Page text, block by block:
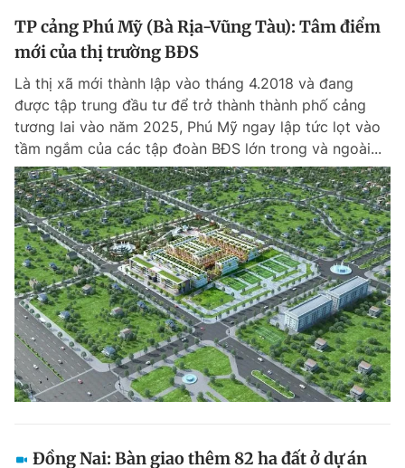
TP cảng Phú Mỹ (Bà Rịa-Vũng Tàu): Tâm điểm
mới của thị trường BĐS
Là thị xã mới thành lập vào tháng 4.2018 và đang
được tập trung đầu tư để trở thành thành phố cảng
tương lai vào năm 2025, Phú Mỹ ngay lập tức lọt vào
tầm ngắm của các tập đoàn BĐS lớn trong và ngoài...
Đồng Nai: Bàn giao thêm 82 ha đất ở dự án